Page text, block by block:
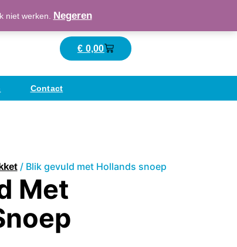
niet werken. Negeren
Maatschappelijk verantwoord ondernemend
€ 0,00Winkelwagen
Contact
/ Blik gevuld met Hollands snoep
Met